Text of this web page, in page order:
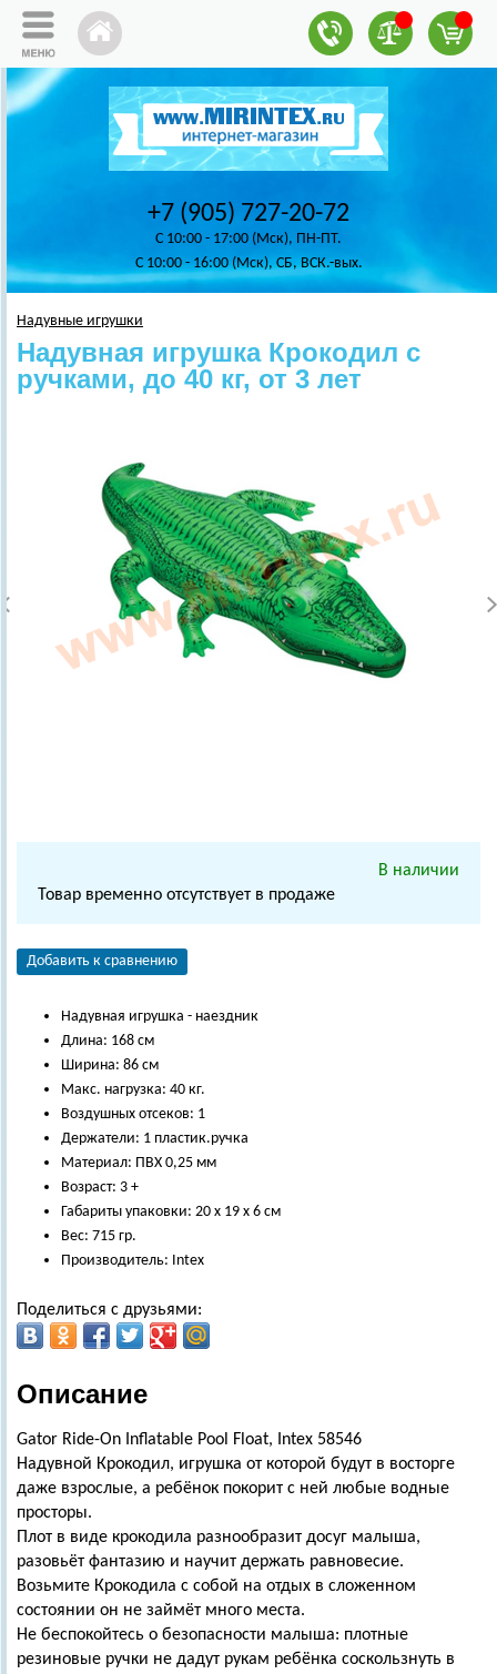
+7 (905) 727-20-72
C 10:00 - 17:00 (Мск), ПН-ПТ.
C 10:00 - 16:00 (Мск), СБ, ВСК.-вых.
Надувные игрушки
Надувная игрушка Крокодил с
ручками, до 40 кг, от 3 лет
В наличии
Товар временно отсутствует в продаже
Добавить к сравнению
Надувная игрушка - наездник
Длина: 168 см
Ширина: 86 см
Макс. нагрузка: 40 кг.
Воздушных отсеков: 1
Держатели: 1 пластик.ручка
Материал: ПВХ 0,25 мм
Возраст: 3 +
Габариты упаковки: 20 х 19 х 6 см
Вес: 715 гр.
Производитель: Intex
Поделиться с друзьями:
Описание
Gator Ride-On Inflatable Pool Float, Intex 58546
Надувной Крокодил, игрушка от которой будут в восторге
даже взрослые, а ребёнок покорит с ней любые водные
просторы.
Плот в виде крокодила разнообразит досуг малыша,
разовьёт фантазию и научит держать равновесие.
Возьмите Крокодила с собой на отдых в сложенном
состоянии он не займёт много места.
Не беспокойтесь о безопасности малыша: плотные
резиновые ручки не дадут рукам ребёнка соскользнуть в